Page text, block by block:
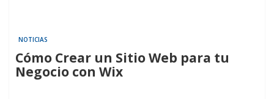
NOTICIAS
Cómo Crear un Sitio Web para tu
Negocio con Wix